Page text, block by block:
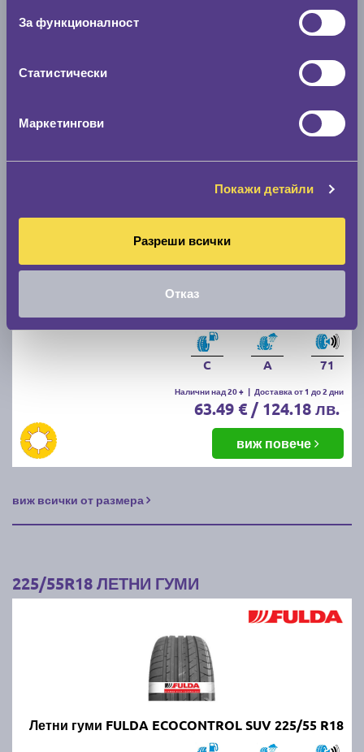
За функционалност
Статистически
Маркетингови
Покажи детайли
Разреши всички
Отказ
205/55 R16
70
Доставка от 1 до 2 дни
виж повече
Летни гуми UNIROYAL RainSport 5 205/55 R16
C A 71
Налични над 20 + | Доставка от 1 до 2 дни
63.49 € / 124.18 лв.
виж повече
виж всички от размера
225/55R18 ЛЕТНИ ГУМИ
Летни гуми FULDA ECOCONTROL SUV 225/55 R18